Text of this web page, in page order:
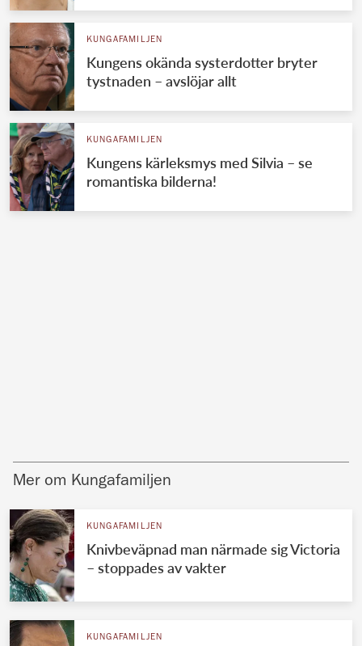
KUNGAFAMILJEN
Kungens okända systerdotter bryter
tystnaden – avslöjar allt
KUNGAFAMILJEN
Kungens kärleksmys med Silvia – se
romantiska bilderna!
Mer om Kungafamiljen
KUNGAFAMILJEN
Knivbeväpnad man närmade sig Victoria
– stoppades av vakter
KUNGAFAMILJEN